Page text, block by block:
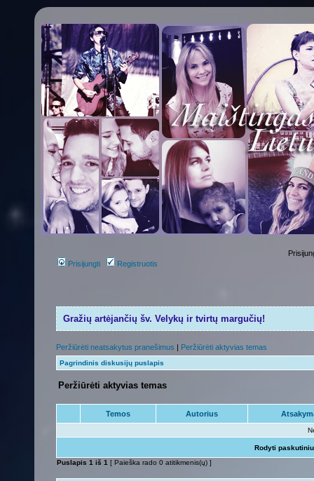
Prisijungti Registruotis
Gražių artėjančių šv. Velykų ir tvirtų margučių!
Peržiūrėti neatsakytus pranešimus | Peržiūrėti aktyvias temas
Pagrindinis diskusijų puslapis
Peržiūrėti aktyvias temas
Temos Autorius
Rodyti
Puslapis 1 iš 1 [ Paieška rado 0 atitikmenis(ų) ]